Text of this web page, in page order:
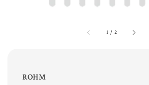
1 / 2
ROHM